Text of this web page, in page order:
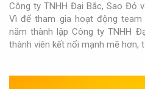
Công ty TNHH Đại Bắc, Sao Đỏ
Vì để tham gia hoạt động team
năm thành lập Công ty TNHH
thành viên kết nối mạnh mẽ hơn,